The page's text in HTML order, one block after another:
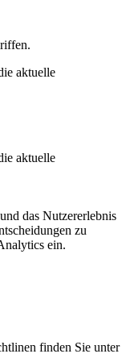
aktuelle
aktuelle
das Nutzererlebnis
zu
ein.
finden Sie unter